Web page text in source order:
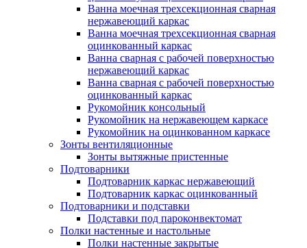
Ванна моечная трехсекционная сварная
нержавеющий каркас
Ванна моечная трехсекционная сварная
оцинкованный каркас
Ванна сварная с рабочей поверхностью
нержавеющий каркас
Ванна сварная с рабочей поверхностью
оцинкованный каркас
Рукомойник консольный
Рукомойник на нержавеющем каркасе
Рукомойник на оцинкованном каркасе
Зонты вентиляционные
Зонты вытяжные пристенные
Подтоварники
Подтоварник каркас нержавеющий
Подтоварник каркас оцинкованный
Подтоварники и подставки
Подставки под пароконвектомат
Полки настенные и настольные
Полки настенные закрытые